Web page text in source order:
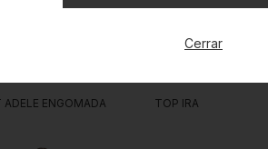
ADELE ENGOMADA TOP IRA
Cerrar